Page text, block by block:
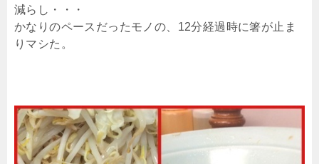
減らし・・・
かなりのペースだったモノの、12分経過時に箸が止ま
りマシた。